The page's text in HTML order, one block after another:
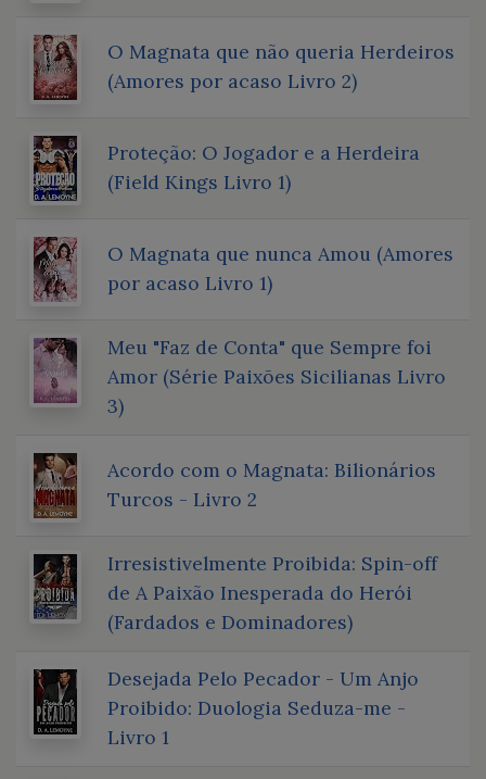
O Magnata que não queria Herdeiros
(Amores por acaso Livro 2)
Proteção: O Jogador e a Herdeira
(Field Kings Livro 1)
O Magnata que nunca Amou (Amores
por acaso Livro 1)
Meu "Faz de Conta" que Sempre foi
Amor (Série Paixões Sicilianas Livro
3)
Acordo com o Magnata: Bilionários
Turcos - Livro 2
Irresistivelmente Proibida: Spin-off
de A Paixão Inesperada do Herói
(Fardados e Dominadores)
Desejada Pelo Pecador - Um Anjo
Proibido: Duologia Seduza-me -
Livro 1